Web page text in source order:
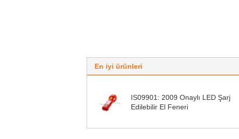
En iyi ürünleri
IS09901: 2009 Onaylı LED Şarj
Edilebilir El Feneri